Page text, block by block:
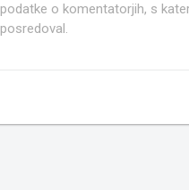
podatke o komentatorjih, s
posredoval.